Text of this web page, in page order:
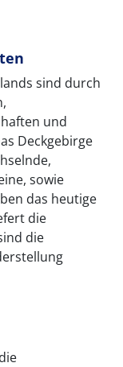
sind durch
und
Deckgebirge
sowie
das heutige
die
die